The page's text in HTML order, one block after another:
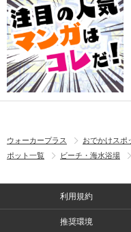
ウォーカープラス おでかけスポ
ポット一覧
ビーチ・海水浴場
利用規約
推奨環境